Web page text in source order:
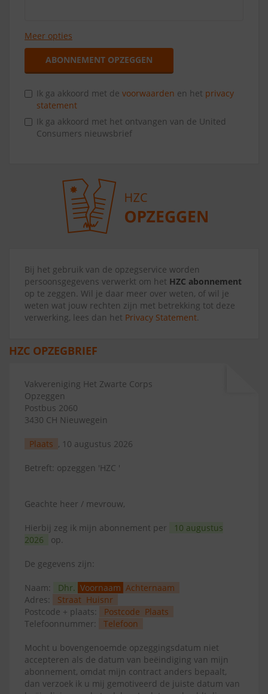
Meer opties
ABONNEMENT OPZEGGEN
Ik ga akkoord met de voorwaarden en het privacy
statement
Ik ga akkoord met het ontvangen van de United
Consumers nieuwsbrief
Bij het gebruik van de opzegservice worden
persoonsgegevens verwerkt om het HZC abonnement
op te zeggen. Wil je daar meer over weten, of wil je
weten wat jouw rechten zijn met betrekking tot deze
verwerking, lees dan het Privacy Statement.
HZC OPZEGBRIEF
Vakvereniging Het Zwarte Corps
Opzeggen
Postbus 2060
3430 CH Nieuwegein
Plaats , 10 augustus 2026
Betreft: opzeggen 'HZC '
Geachte heer / mevrouw,
Hierbij zeg ik mijn abonnement per
10 augustus
2026
op.
De gegevens zijn:
Naam: Dhr. Voornaam Achternaam
Adres:
Straat Huisnr
Postcode + plaats:
Postcode Plaats
Telefoonnummer:
Telefoon
Mocht u bovengenoemde opzeggingsdatum niet
accepteren als de datum van beëindiging van mijn
abonnement, omdat mijn contract anders bepaalt,
dan verzoek ik u mij gemotiveerd de juiste datum van